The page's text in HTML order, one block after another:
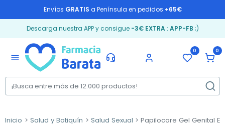
Envíos GRATIS a Península en pedidos +65€
Descarga nuestra APP y consigue -3€ EXTRA: APP-FB ;)
menu
0 0
Inicio Salud y Botiquín Salud Sexual Papilocare Gel Genital